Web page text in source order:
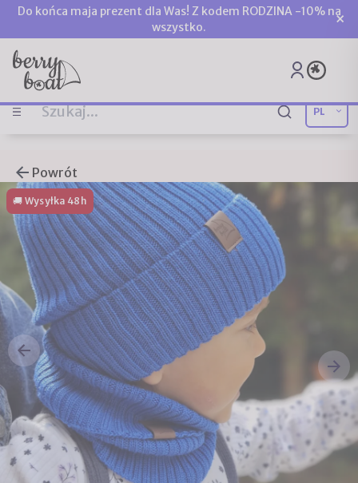
Do końca maja prezent dla Was! Z kodem RODZINA -10% na
wszystko.
×
Powrót
🚚 Wysyłka 48h